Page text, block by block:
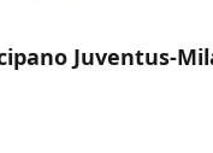
Juventus-